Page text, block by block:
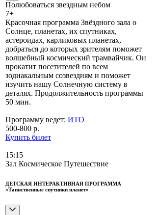
Полюбоваться звездным небом
7+
Красочная программа Звёздного зала о
Солнце, планетах, их спутниках,
астероидах, карликовых планетах,
добраться до которых зрителям поможет
волшебный космический трамвайчик. Он
прокатит посетителей по всем
зодиакальным созвездиям и поможет
изучить нашу Солнечную систему в
деталях. Продолжительность программы
50 мин.
Программу ведет: ИТО
500-800 р.
Купить билет
15:15
Зал Космическое Путешествие
ДЕТСКАЯ ИНТЕРАКТИВНАЯ ПРОГРАММА
«Таинственные спутники планет»